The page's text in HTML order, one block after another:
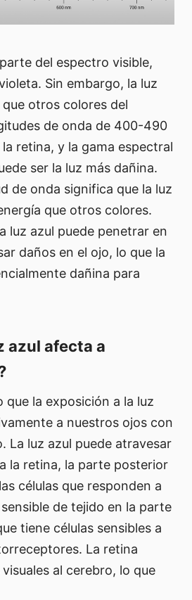
del espectro visible,
Sin embargo, la luz
otros colores del
de onda de 400-490
retina, y la gama espectral
ser la luz más dañina.
de onda significa que la luz
que otros colores.
luz azul puede penetrar en
daños en el ojo, lo que la
dañina para
azul afecta a
que la exposición a la luz
a nuestros ojos con
La luz azul puede atravesar
la retina, la parte posterior
células que responden a
de tejido en la parte
tiene células sensibles a
La retina
al cerebro, lo que